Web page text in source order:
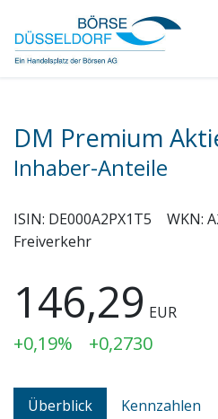
DM Premium
Inhaber-Anteile
ISIN: DE000A2PX1T5 WKN:
Freiverkehr
146,29 EUR
+0,19% +0,2730
Überblick Kennzahlen